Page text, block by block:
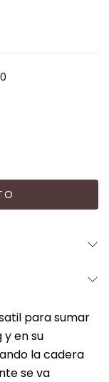
para sumar
en su
la cadera
se va